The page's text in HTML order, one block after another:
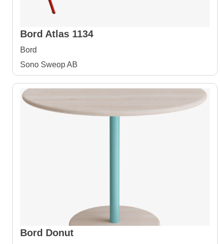
Bord Atlas 1134
Bord
Sono Sweop AB
Bord Donut